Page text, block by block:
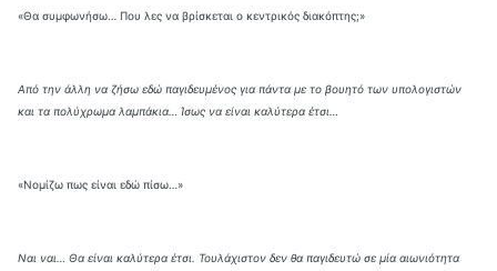
«Θα συμφωνήσω… Που λες να βρίσκεται ο κεντρικός διακόπτης;»
Από την άλλη να ζήσω εδώ παγιδευμένος για πάντα με το βουητό των υπολογιστών
και τα πολύχρωμα λαμπάκια… Ίσως να είναι καλύτερα έτσι…
«Νομίζω πως είναι εδώ πίσω…»
Ναι ναι… Θα είναι καλύτερα έτσι. Τουλάχιστον δεν θα παγιδευτώ σε μία αιωνιότητα